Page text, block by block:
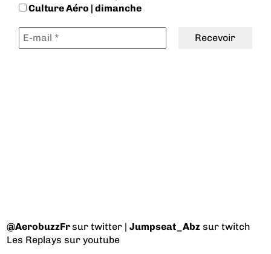
Culture Aéro | dimanche
@AerobuzzFrsur twitter |Jumpseat_Abz sur twitch
Les Replays sur youtube